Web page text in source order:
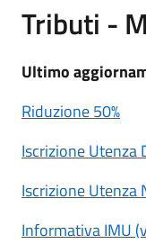
Tributi -
Ultimo
Riduzione 50%
Iscrizione Utenza
Iscrizione Utenza
Informativa IMU